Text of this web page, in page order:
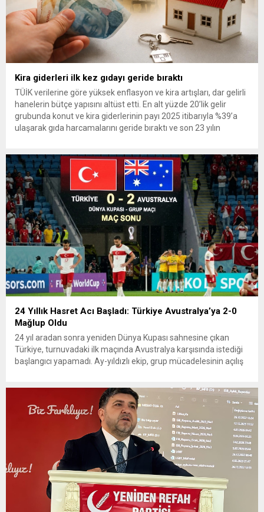
Kira giderleri ilk kez gıdayı geride bıraktı
TÜİK verilerine göre yüksek enflasyon ve kira artışları, dar gelirli
hanelerin bütçe yapısını altüst etti. En alt yüzde 20’lik gelir
grubunda konut ve kira giderlerinin payı 2025 itibarıyla %39’a
ulaşarak gıda harcamalarını geride bıraktı ve son 23 yılın
24 Yıllık Hasret Acı Başladı: Türkiye Avustralya’ya 2-0
Mağlup Oldu
24 yıl aradan sonra yeniden Dünya Kupası sahnesine çıkan
Türkiye, turnuvadaki ilk maçında Avustralya karşısında istediği
başlangıcı yapamadı. Ay-yıldızlı ekip, grup mücadelesinin açılış
itibaren iki takım da kontrollü bir oyun sergilerken, Avustralya
özellikle hızlı hücumlarla etkili olmaya...